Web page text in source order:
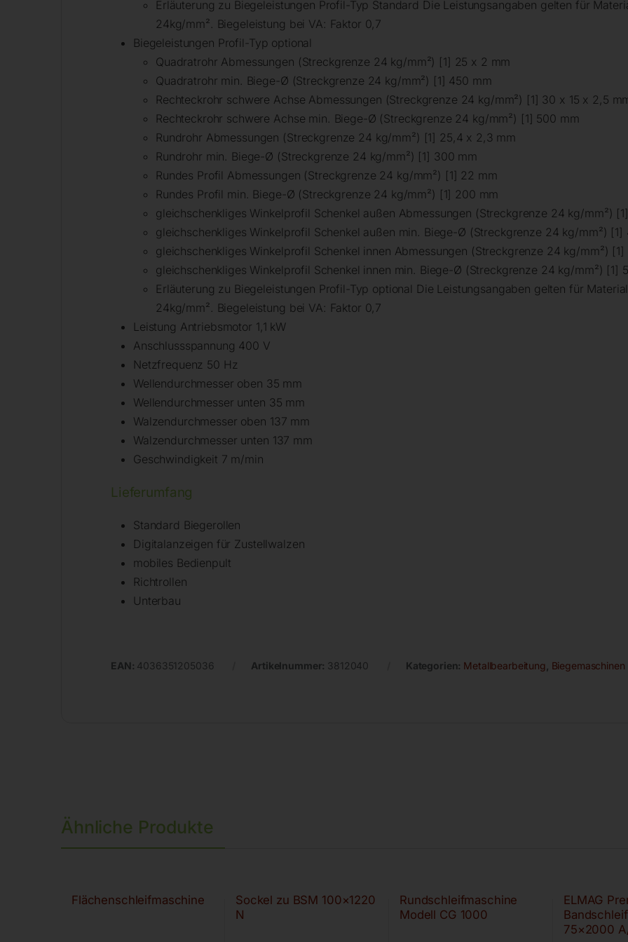
Erläuterung zu Biegeleistungen Profil-Typ Standard Die Leistungsangaben gelten für
24kg/mm². Biegeleistung bei VA: Faktor 0,7
Biegeleistungen Profil-Typ optional
Quadratrohr Abmessungen (Streckgrenze 24 kg/mm²) [1] 25 x 2 mm
Quadratrohr min. Biege-Ø (Streckgrenze 24 kg/mm²) [1] 450 mm
Rechteckrohr schwere Achse Abmessungen (Streckgrenze 24 kg/mm²) [1] 30 x 15 x 2,5
Rechteckrohr schwere Achse min. Biege-Ø (Streckgrenze 24 kg/mm²) [1] 500 mm
Rundrohr Abmessungen (Streckgrenze 24 kg/mm²) [1] 25,4 x 2,3 mm
Rundrohr min. Biege-Ø (Streckgrenze 24 kg/mm²) [1] 300 mm
Rundes Profil Abmessungen (Streckgrenze 24 kg/mm²) [1] 22 mm
Rundes Profil min. Biege-Ø (Streckgrenze 24 kg/mm²) [1] 200 mm
gleichschenkliges Winkelprofil Schenkel außen Abmessungen (Streckgrenze 24 kg/mm²)
gleichschenkliges Winkelprofil Schenkel außen min. Biege-Ø (Streckgrenze 24 kg/mm²) [1]
gleichschenkliges Winkelprofil Schenkel innen Abmessungen (Streckgrenze 24 kg/mm²)
gleichschenkliges Winkelprofil Schenkel innen min. Biege-Ø (Streckgrenze 24 kg/mm²) [1]
Erläuterung zu Biegeleistungen Profil-Typ optional Die Leistungsangaben gelten für
24kg/mm². Biegeleistung bei VA: Faktor 0,7
Leistung Antriebsmotor 1,1 kW
Anschlussspannung 400 V
Netzfrequenz 50 Hz
Wellendurchmesser oben 35 mm
Wellendurchmesser unten 35 mm
Walzendurchmesser oben 137 mm
Walzendurchmesser unten 137 mm
Geschwindigkeit 7 m/min
Lieferumfang
Standard Biegerollen
Digitalanzeigen für Zustellwalzen
mobiles Bedienpult
Richtrollen
Unterbau
EAN: 4036351205036 Artikelnummer: 3812040 Kategorien: Metallbearbeitung Biegemaschinen
Ähnliche Produkte
Flächenschleifmaschine
Sockel zu BSM 100×1220
N
Rundschleifmaschine
Modell CG 1000
ELMAG
75×2000